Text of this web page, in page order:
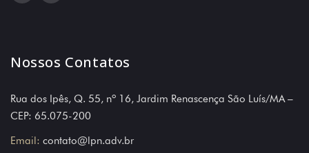
Nossos Contatos
Rua dos Ipês, Q. 55, nº 16, Jardim Renascença São Luís/MA –
CEP: 65.075-200
Email: contato@lpn.adv.br